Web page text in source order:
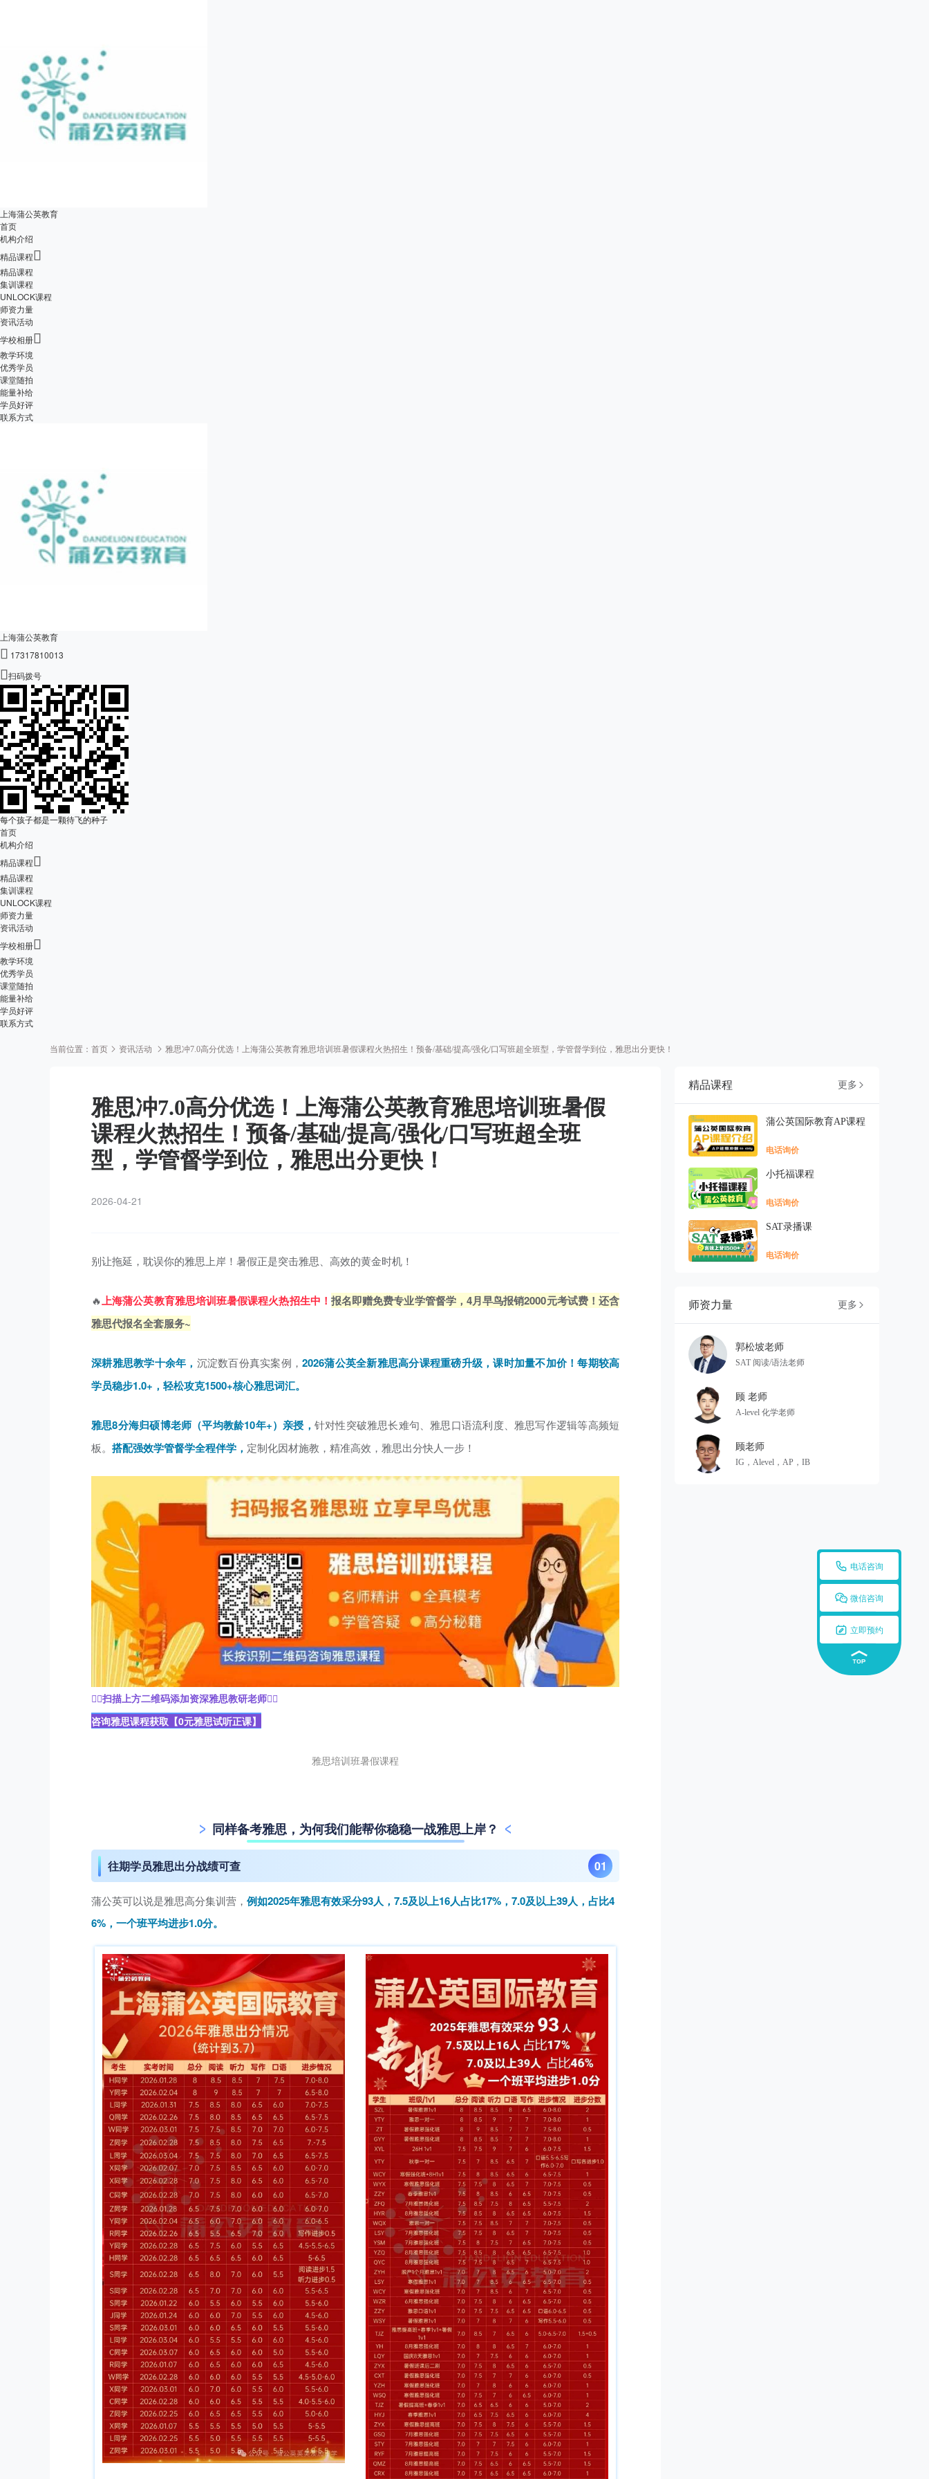
上海蒲公英教育
首页
机构介绍
精品课程
精品课程
集训课程
UNLOCK课程
师资力量
资讯活动
学校相册
教学环境
优秀学员
课堂随拍
能量补给
学员好评
联系方式
上海蒲公英教育
 17317810013
扫码拨号
每个孩子都是一颗待飞的种子
首页
机构介绍
精品课程
精品课程
集训课程
UNLOCK课程
师资力量
资讯活动
学校相册
教学环境
优秀学员
课堂随拍
能量补给
学员好评
联系方式
 电话咨询
 微信咨询
 立即预约
当前位置： 首页 资讯活动 雅思冲7.0高分优选！上海蒲公英教育雅思培训班暑假课程火热招生！预备/基础/提高/强化/口写班超全班型，学管督学到位，雅思出分更快！
雅思冲7.0高分优选！上海蒲公英教育雅思培训班暑假
课程火热招生！预备/基础/提高/强化/口写班超全班
型，学管督学到位，雅思出分更快！
2026-04-21
别让拖延，耽误你的雅思上岸！暑假正是突击雅思、高效的黄金时机！
🔥上海蒲公英教育雅思培训班暑假课程火热招生中！ 报名即赠免费专业学管督学，4月早鸟报销2000元考试费！还含
雅思代报名全套服务~
深耕雅思教学十余年， 沉淀数百份真实案例， 2026蒲公英全新雅思高分课程重磅升级，课时加量不加价！每期较高
学员稳步1.0+，轻松攻克1500+核心雅思词汇。
雅思8分海归硕博老师（平均教龄10年+）亲授， 针对性突破雅思长难句、雅思口语流利度、雅思写作逻辑等高频短
板。 搭配强效学管督学全程伴学， 定制化因材施教，精准高效，雅思出分快人一步！
☝🏻扫描上方二维码添加资深雅思教研老师☝🏻
咨询雅思课程获取【0元雅思试听正课】
雅思培训班暑假课程
同样备考雅思，为何我们能帮你稳稳一战雅思上岸？
往期学员雅思出分战绩可查 01
蒲公英可以说是雅思高分集训营， 例如2025年雅思有效采分93人，7.5及以上16人占比17%，7.0及以上39人，占比4
6%，一个班平均进步1.0分。
精品课程 更多 
蒲公英国际教育AP课程
电话询价
小托福课程
电话询价
SAT录播课
电话询价
师资力量 更多 
郭松坡老师
SAT 阅读/语法老师
顾 老师
A-level 化学老师
顾老师
IG，Alevel，AP，IB